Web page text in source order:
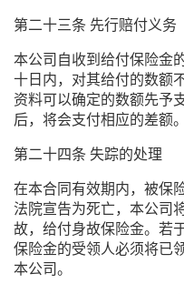
第二十三条 先行赔付义务
本公司自收到给付保险金
十日内，对其给付的数额
资料可以确定的数额先予
后，将会支付相应的差额。
第二十四条 失踪的处理
在本合同有效期内，被保
法院宣告为死亡，本公司
故，给付身故保险金。若
保险金的受领人必须将已
本公司。